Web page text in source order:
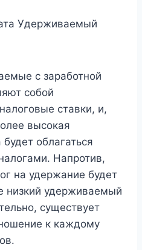
Удерживаемый
с заработной
собой
ставки, и,
высокая
облагаться
Напротив,
на удержание будет
низкий удерживаемый
существует
к каждому